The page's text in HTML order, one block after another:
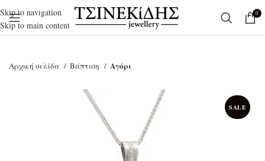
Skip to navigation
Skip to main content
0
Αρχική σελίδα Βάπτιση Αγόρι
SALE